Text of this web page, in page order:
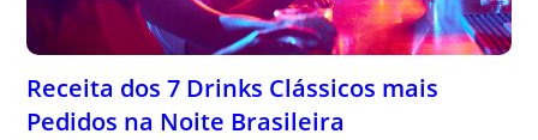
Receita dos 7 Drinks Clássicos mais
Pedidos na Noite Brasileira